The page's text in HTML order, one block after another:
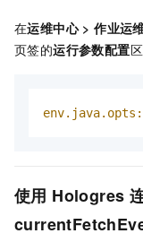
在运维中心>作业运
页签的运行参数配置
env.java.opts:
使用 Hologres